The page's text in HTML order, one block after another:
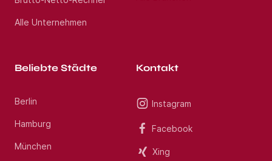
Alle Unternehmen
Beliebte Städte
Berlin
Hamburg
München
Kontakt
Instagram
Facebook
Xing